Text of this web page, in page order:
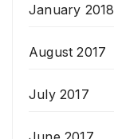
January 2018
August 2017
July 2017